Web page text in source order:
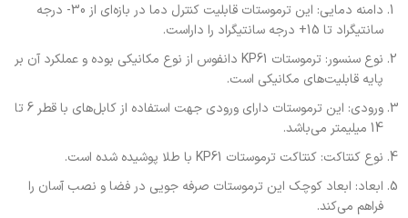
دامنه دمایی: این ترموستات قابلیت کنترل دما در بازه‌ای از 30- درجه
سانتیگراد تا 15+ درجه سانتیگراد را داراست.
نوع سنسور: ترموستات KP61 دانفوس از نوع مکانیکی بوده و عملکرد آن بر
پایه قابلیت‌های مکانیکی است.
ورودی: این ترموستات دارای ورودی جهت استفاده از کابل‌های با قطر 6 تا
14 میلیمتر می‌باشد.
نوع کنتاکت: کنتاکت ترموستات KP61 با طلا پوشیده شده است.
ابعاد: ابعاد کوچک این ترموستات صرفه جویی در فضا و نصب آسان را
فراهم می‌کند.